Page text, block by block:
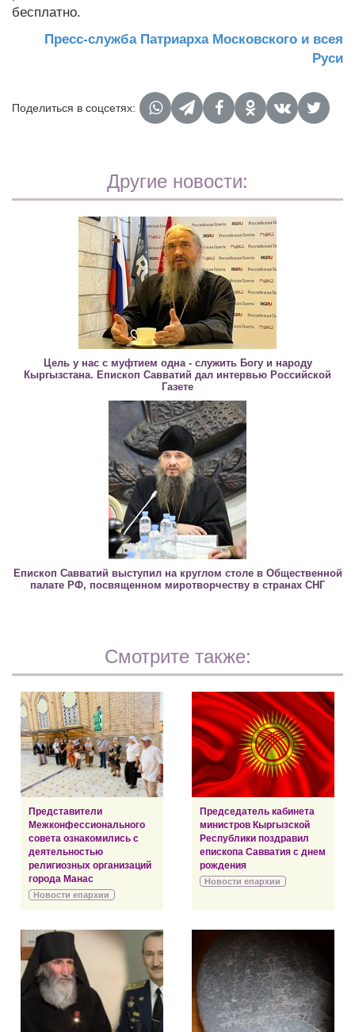
бесплатно.
Пресс-служба Патриарха Московского и всея
Руси
Поделиться в соцсетях:
Другие новости:
Цель у нас с муфтием одна - служить Богу и народу
Кыргызстана. Епископ Савватий дал интервью Российской
Газете
Епископ Савватий выступил на круглом столе в Общественной
палате РФ, посвященном миротворчеству в странах СНГ
Смотрите также:
Представители
Межконфессионального
совета ознакомились с
деятельностью
религиозных организаций
города Манас
Новости епархии
Председатель кабинета
министров Кыргызской
Республики поздравил
епископа Савватия с днем
рождения
Новости епархии